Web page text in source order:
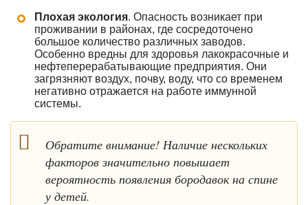
Плохая экология. Опасность возникает при
проживании в районах, где сосредоточено
большое количество различных заводов.
Особенно вредны для здоровья лакокрасочные и
нефтеперерабатывающие предприятия. Они
загрязняют воздух, почву, воду, что со временем
негативно отражается на работе иммунной
системы.
Обратите внимание! Наличие нескольких
факторов значительно повышает
вероятность появления бородавок на спине
у детей.